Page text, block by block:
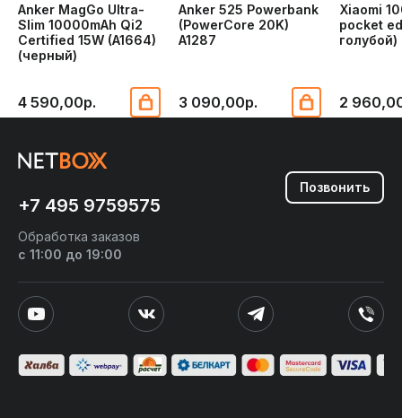
Anker MagGo Ultra-
Slim 10000mAh Qi2
Certified 15W (A1664)
(черный)
4 590,00р.
Anker 525 Powerbank
(PowerCore 20K)
A1287
3 090,00р.
Xiaomi
pocket
2
+7 495 9759575
Позвонить
Обработка заказов
с 11:00 до 19:00